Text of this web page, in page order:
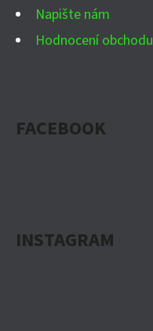
Napište nám
Hodnocení obchodu
FACEBOOK
INSTAGRAM